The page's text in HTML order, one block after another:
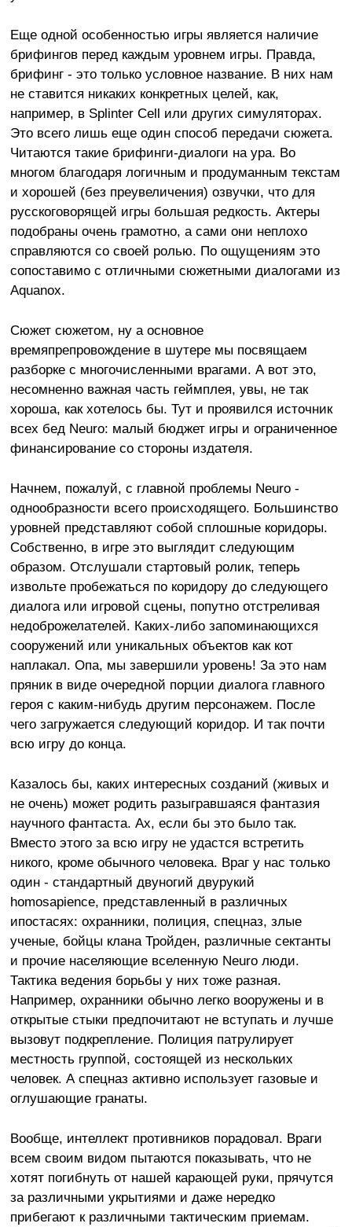
Еще одной особенностью игры является наличие
брифингов перед каждым уровнем игры. Правда,
брифинг - это только условное название. В них нам
не ставится никаких конкретных целей, как,
например, в Splinter Cell или других симуляторах.
Это всего лишь еще один способ передачи сюжета.
Читаются такие брифинги-диалоги на ура. Во
многом благодаря логичным и продуманным текстам
и хорошей (без преувеличения) озвучки, что для
русскоговорящей игры большая редкость. Актеры
подобраны очень грамотно, а сами они неплохо
справляются со своей ролью. По ощущениям это
сопоставимо с отличными сюжетными диалогами из
Aquanox.
Сюжет сюжетом, ну а основное
времяпрепровождение в шутере мы посвящаем
разборке с многочисленными врагами. А вот это,
несомненно важная часть геймплея, увы, не так
хороша, как хотелось бы. Тут и проявился источник
всех бед Neuro: малый бюджет игры и ограниченное
финансирование со стороны издателя.
Начнем, пожалуй, с главной проблемы Neuro -
однообразности всего происходящего. Большинство
уровней представляют собой сплошные коридоры.
Собственно, в игре это выглядит следующим
образом. Отслушали стартовый ролик, теперь
извольте пробежаться по коридору до следующего
диалога или игровой сцены, попутно отстреливая
недоброжелателей. Каких-либо запоминающихся
сооружений или уникальных объектов как кот
наплакал. Опа, мы завершили уровень! За это нам
пряник в виде очередной порции диалога главного
героя с каким-нибудь другим персонажем. После
чего загружается следующий коридор. И так почти
всю игру до конца.
Казалось бы, каких интересных созданий (живых и
не очень) может родить разыгравшаяся фантазия
научного фантаста. Ах, если бы это было так.
Вместо этого за всю игру не удастся встретить
никого, кроме обычного человека. Враг у нас только
один - стандартный двуногий двурукий
homosapience, представленный в различных
ипостасях: охранники, полиция, спецназ, злые
ученые, бойцы клана Тройден, различные сектанты
и прочие населяющие вселенную Neuro люди.
Тактика ведения борьбы у них тоже разная.
Например, охранники обычно легко вооружены и в
открытые стыки предпочитают не вступать и лучше
вызовут подкрепление. Полиция патрулирует
местность группой, состоящей из нескольких
человек. А спецназ активно использует газовые и
оглушающие гранаты.
Вообще, интеллект противников порадовал. Враги
всем своим видом пытаются показывать, что не
хотят погибнуть от нашей карающей руки, прячутся
за различными укрытиями и даже нередко
прибегают к различными тактическим приемам.